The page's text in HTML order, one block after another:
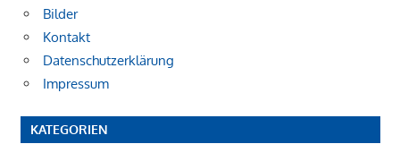
Bilder
Kontakt
Datenschutzerklärung
Impressum
KATEGORIEN